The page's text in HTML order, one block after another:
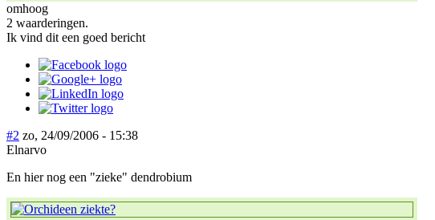
omhoog
2 waarderingen.
Ik vind dit een goed bericht
#2 zo, 24/09/2006 - 15:38
Elnarvo
En hier nog een "zieke" dendrobium